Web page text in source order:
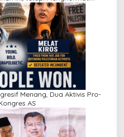
Menang, Dua Aktivis Pro-
AS